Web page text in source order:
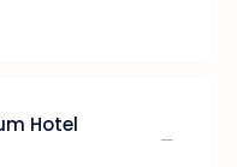
Hotel